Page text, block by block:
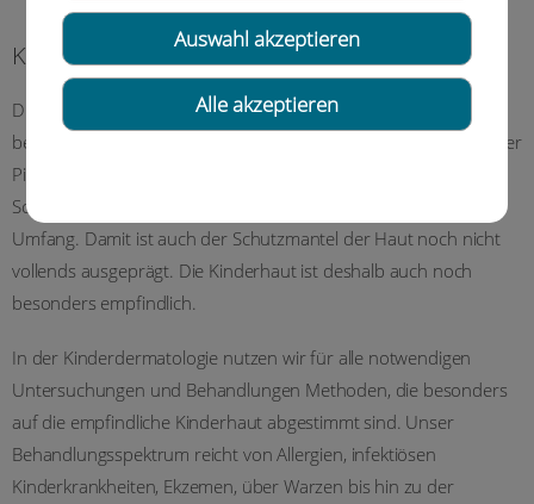
Auswahl akzeptieren
Alle akzeptieren
Kinderdermatologie
Die Haut von Säuglingen und Kindern bedarf unserer
besonderen Fürsorge, denn die Haut ist dünner und hat weniger
Pigmente als die Haut von Erwachsenen. Auch die Talk- und
Schweißdrüsen arbeiten in der Kinderhaut noch nicht in vollem
Umfang. Damit ist auch der Schutzmantel der Haut noch nicht
vollends ausgeprägt. Die Kinderhaut ist deshalb auch noch
besonders empfindlich.
In der Kinderdermatologie nutzen wir für alle notwendigen
Untersuchungen und Behandlungen Methoden, die besonders
auf die empfindliche Kinderhaut abgestimmt sind. Unser
Behandlungsspektrum reicht von Allergien, infektiösen
Kinderkrankheiten, Ekzemen, über Warzen bis hin zu der